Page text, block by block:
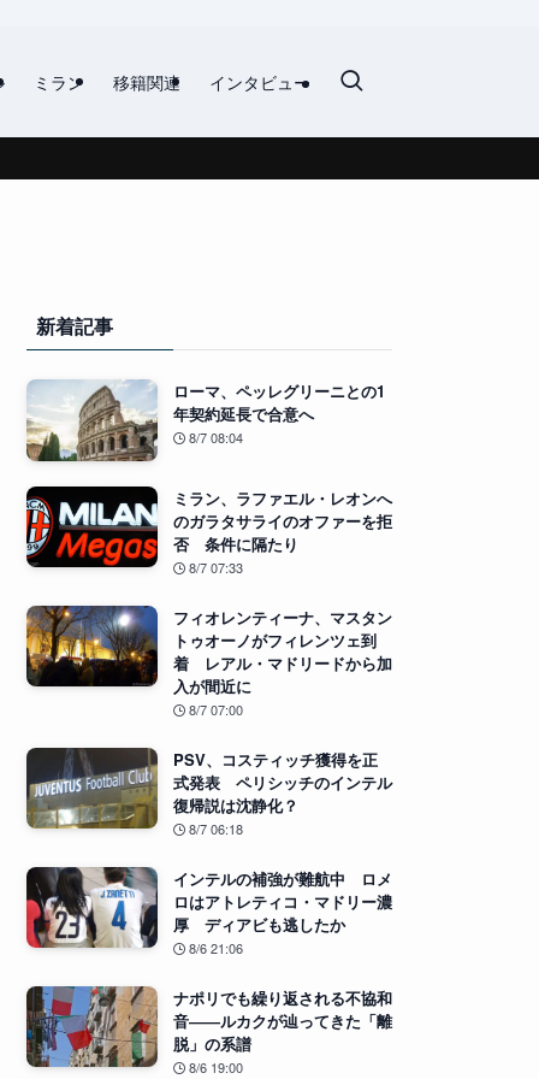
ミラン 移籍関連 インタビュー
新着記事
ローマ、ペッレグリーニとの1
年契約延長で合意へ
8/7 08:04
ミラン、ラファエル・レオンへ
のガラタサライのオファーを拒
否 条件に隔たり
8/7 07:33
フィオレンティーナ、マスタン
トゥオーノがフィレンツェ到
着 レアル・マドリードから加
入が間近に
8/7 07:00
PSV、コスティッチ獲得を正
式発表 ペリシッチのインテル
復帰説は沈静化？
8/7 06:18
インテルの補強が難航中 ロメ
ロはアトレティコ・マドリー濃
厚 ディアビも逃したか
8/6 21:06
ナポリでも繰り返される不協和
音――ルカクが辿ってきた「離
脱」の系譜
8/6 19:00